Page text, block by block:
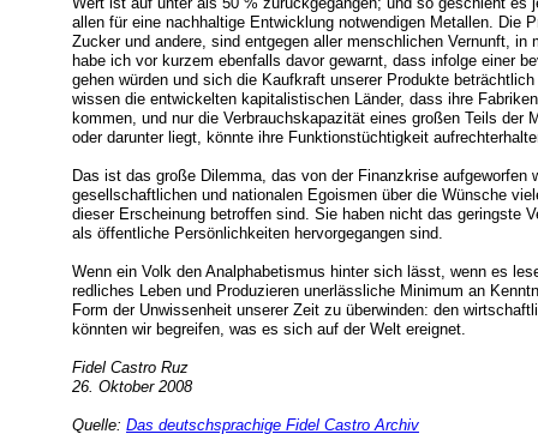
allen für eine nachhaltige Entwicklung notwendigen Metallen. Die
Zucker und andere, sind entgegen aller menschlichen Vernunft, in
habe ich vor kurzem ebenfalls davor gewarnt, dass infolge einer
gehen würden und sich die Kaufkraft unserer Produkte
wissen die entwickelten kapitalistischen Länder, dass ihre
kommen, und nur die Verbrauchskapazität eines großen Teils der
oder darunter liegt, könnte ihre Funktionstüchtigkeit
Das ist das große Dilemma, das von der Finanzkrise aufgeworfen
gesellschaftlichen und nationalen Egoismen über die Wünsche
dieser Erscheinung betroffen sind. Sie haben nicht das geringste
als öffentliche Persönlichkeiten hervorgegangen sind.
Wenn ein Volk den Analphabetismus hinter sich lässt, wenn es
redliches Leben und Produzieren unerlässliche Minimum an
Form der Unwissenheit unserer Zeit zu überwinden: den
könnten wir begreifen, was es sich auf der Welt ereignet.
Fidel Castro Ruz
26. Oktober 2008
Quelle: Das deutschsprachige Fidel Castro Archiv